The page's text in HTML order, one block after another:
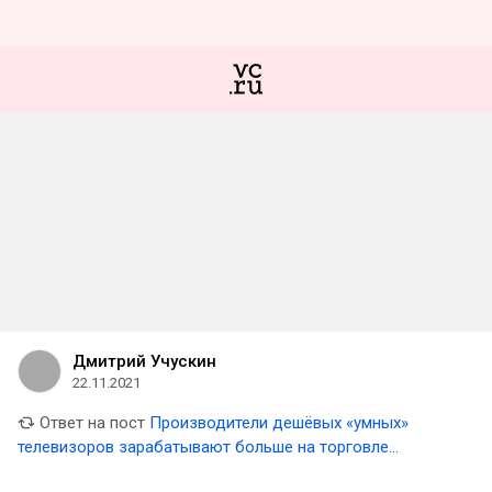
Дмитрий Учускин
22.11.2021
Ответ на пост Производители дешёвых «умных»
телевизоров зарабатывают больше на торговле